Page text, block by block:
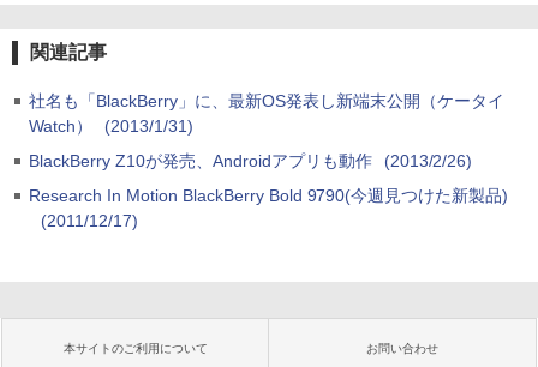
関連記事
社名も「BlackBerry」に、最新OS発表し新端末公開（ケータイ
Watch）
(2013/1/31)
BlackBerry Z10が発売、Androidアプリも動作
(2013/2/26)
Research In Motion BlackBerry Bold 9790(今週見つけた新製品)
(2011/12/17)
本サイトのご利用について お問い合わせ